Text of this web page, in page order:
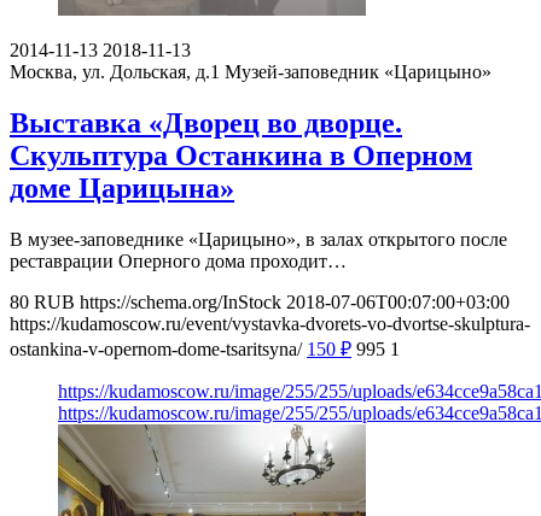
2014-11-13 2018-11-13
Москва, ул. Дольская, д.1 Музей-заповедник «Царицыно»
Выставка «Дворец во дворце.
Скульптура Останкина в Оперном
доме Царицына»
В музее-заповеднике «Царицыно», в залах открытого после
реставрации Оперного дома проходит…
80 RUB https://schema.org/InStock 2018-07-06T00:07:00+03:00
https://kudamoscow.ru/event/vystavka-dvorets-vo-dvortse-skulptura-
ostankina-v-opernom-dome-tsaritsyna/ 150 ₽ 995 1
https://kudamoscow.ru/image/255/255/uploads/
https://kudamoscow.ru/image/255/255/uploads/